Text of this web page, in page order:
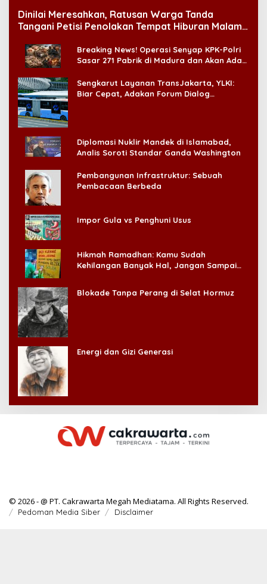
Dinilai Meresahkan, Ratusan Warga Tanda
Tangani Petisi Penolakan Tempat Hiburan Malam
Breaking News! Operasi Senyap KPK-Polri
Sasar 271 Pabrik di Madura dan Akan Ada
Sengkarut Layanan TransJakarta, YLKI:
Biar Cepat, Adakan Forum Dialog
Diplomasi Nuklir Mandek di Islamabad,
Analis Soroti Standar Ganda Washington
Pembangunan Infrastruktur: Sebuah
Pembacaan Berbeda
Impor Gula vs Penghuni Usus
Hikmah Ramadhan: Kamu Sudah
Kehilangan Banyak Hal, Jangan Sampai
Blokade Tanpa Perang di Selat Hormuz
Energi dan Gizi Generasi
© 2026 - @ PT. Cakrawarta Megah Mediatama. All Rights Reserved.
Pedoman Media Siber Disclaimer